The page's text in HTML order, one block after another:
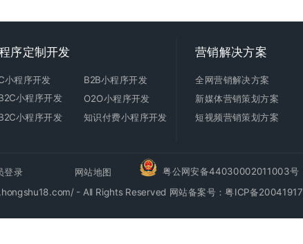
序定制开发
小程序开发
B2B小程序开发
O2O小程序开发
知识付费小程序开发
小程序开发
小程序开发
营销解决方案
全网营销解决方案
新媒体营销策划方案
短视频营销策划方案
- All Rights Reserved 网站备案号：粤ICP备20041917
登录 网站地图 粤公网安备44030002011003号